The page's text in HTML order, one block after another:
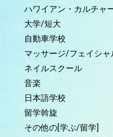
ハワイアン・カルチャ
大学/短大
自動車学校
マッサージ/フェイシャ
ネイルスクール
音楽
日本語学校
留学斡旋
その他の[学ぶ/留学]